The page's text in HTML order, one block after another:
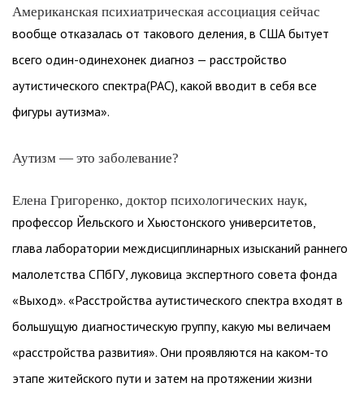
Американская психиатрическая ассоциация сейчас
вообще отказалась от такового деления, в США бытует
всего один-одинехонек диагноз — расстройство
аутистического спектра(РАС), какой вводит в себя все
фигуры аутизма».
Аутизм — это заболевание?
Елена Григоренко, доктор психологических наук,
профессор Йельского и Хьюстонского университетов,
глава лаборатории междисциплинарных изысканий раннего
малолетства СПбГУ, луковица экспертного совета фонда
«Выход». «Расстройства аутистического спектра входят в
большущую диагностическую группу, какую мы величаем
«расстройства развития». Они проявляются на каком-то
этапе житейского пути и затем на протяжении жизни